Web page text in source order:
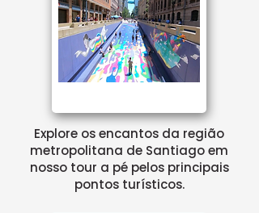
Explore os encantos da região
metropolitana de Santiago em
nosso tour a pé pelos principais
pontos turísticos.